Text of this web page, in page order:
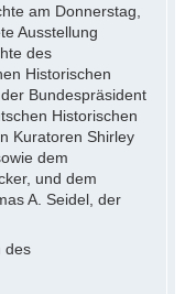
am Donnerstag,
Ausstellung
des
Historischen
Bundespräsident
Historischen
Kuratoren Shirley
dem
und dem
A. Seidel, der
des